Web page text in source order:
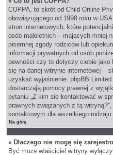
COPPA, to skrót od Child Online
obowiązującego od 1998 roku w
stron internetowych, które
osób małoletnich – mających mniej
pisemnej zgody rodziców lub
informacji prywatnych od osób
pewności czy to dotyczy ciebie jako
się na danej witrynie internetowej –
uzyskać wyjaśnienie. phpBB
dostarczają pomocy prawnej z
pytaniu „Z kim się kontaktować w
prawnych związanych z tą
kontaktowym dla wszelkiego rodzaju
Na górę
» Dlaczego nie mogę się
Być może właściciel witryny